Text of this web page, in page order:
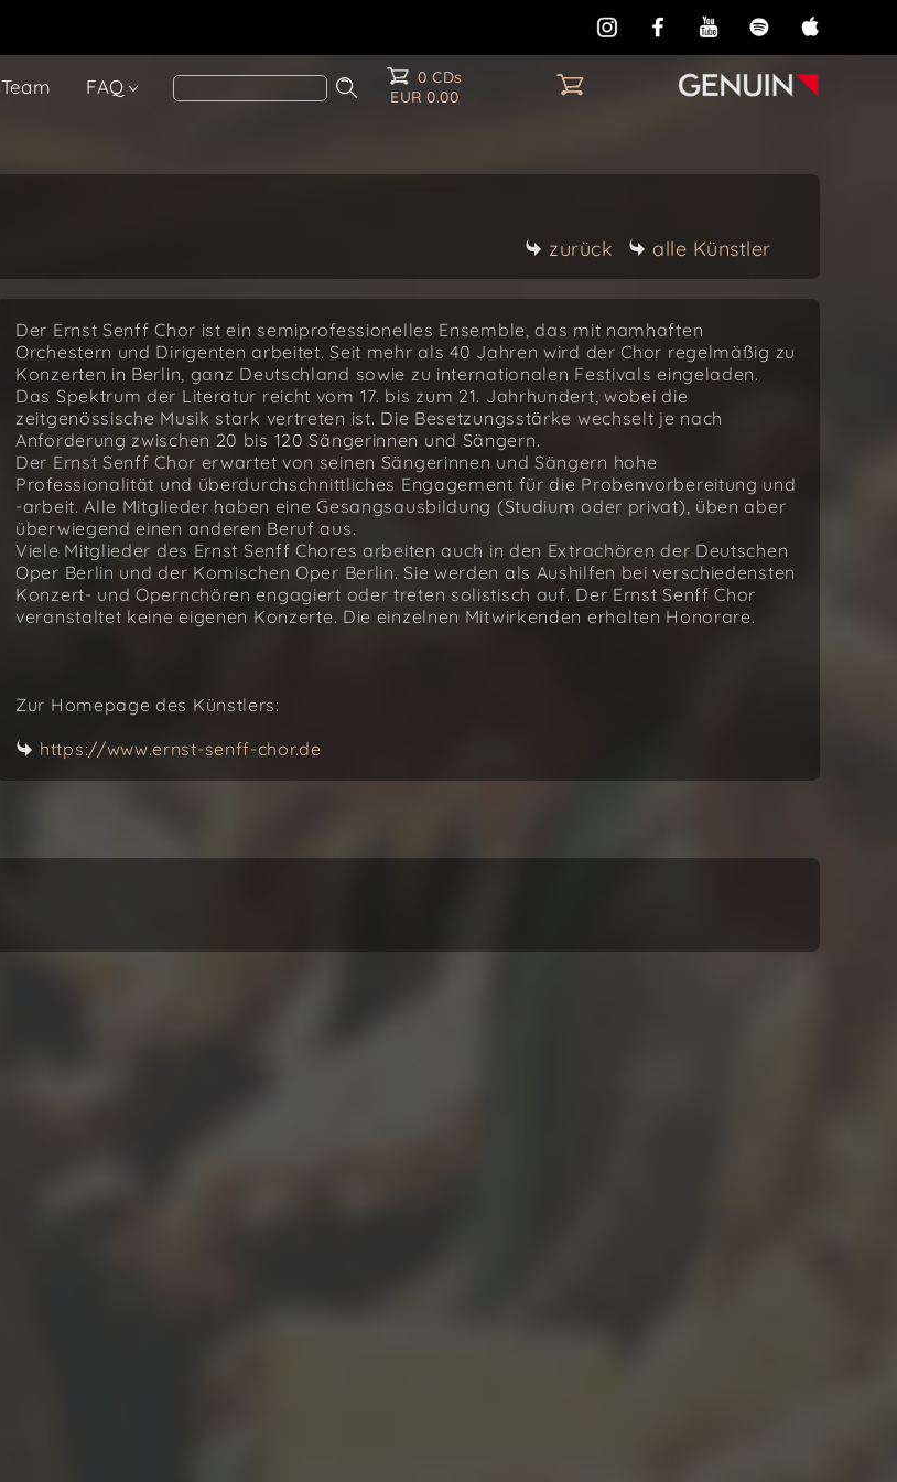
Team FAQ
0 CDs
EUR 0.00
zurück alle Künstler
Der Ernst Senff Chor ist ein semiprofessionelles Ensemble, das mit namhaften
Orchestern und Dirigenten arbeitet. Seit mehr als 40 Jahren wird der Chor regelmäßig zu
Konzerten in Berlin, ganz Deutschland sowie zu internationalen Festivals eingeladen.
Das Spektrum der Literatur reicht vom 17. bis zum 21. Jahrhundert, wobei die
zeitgenössische Musik stark vertreten ist. Die Besetzungsstärke wechselt je nach
Anforderung zwischen 20 bis 120 Sängerinnen und Sängern.
Der Ernst Senff Chor erwartet von seinen Sängerinnen und Sängern hohe
Professionalität und überdurchschnittliches Engagement für die Probenvorbereitung und
-arbeit. Alle Mitglieder haben eine Gesangsausbildung (Studium oder privat), üben aber
überwiegend einen anderen Beruf aus.
Viele Mitglieder des Ernst Senff Chores arbeiten auch in den Extrachören der Deutschen
Oper Berlin und der Komischen Oper Berlin. Sie werden als Aushilfen bei verschiedensten
Konzert- und Opernchören engagiert oder treten solistisch auf. Der Ernst Senff Chor
veranstaltet keine eigenen Konzerte. Die einzelnen Mitwirkenden erhalten Honorare.
Zur Homepage des Künstlers:
https://www.ernst-senff-chor.de